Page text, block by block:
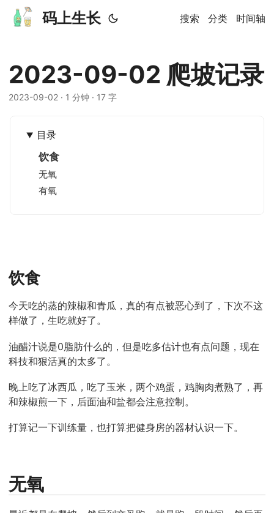
码上生长 搜索 分类 时间轴
2023-09-02 爬坡记录
2023-09-02 · 1 分钟 · 17 字
目录
饮食
无氧
有氧
饮食
今天吃的蒸的辣椒和青瓜，真的有点被恶心到了，下次不这
样做了，生吃就好了。
油醋汁说是0脂肪什么的，但是吃多估计也有点问题，现在
科技和狠活真的太多了。
晚上吃了冰西瓜，吃了玉米，两个鸡蛋，鸡胸肉煮熟了，再
和辣椒煎一下，后面油和盐都会注意控制。
打算记一下训练量，也打算把健身房的器材认识一下。
无氧